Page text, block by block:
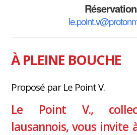
À PLEINE BOUCHE
Proposé par Le Point V.
Le Point V.,
lausannois, vous invite